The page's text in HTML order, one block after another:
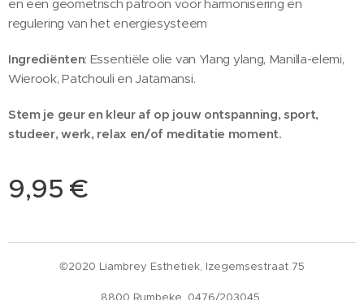
en een geometrisch patroon voor harmonisering en
regulering van het energiesysteem
Ingrediënten: Essentiële olie van Ylang ylang, Manilla-elemi,
Wierook, Patchouli en Jatamansi.
Stem je geur en kleur af op jouw ontspanning, sport,
studeer, werk, relax en/of meditatie moment.
9,95 €
©2020 Liambrey Esthetiek, Izegemsestraat 75
8800 Rumbeke. 0476/203045